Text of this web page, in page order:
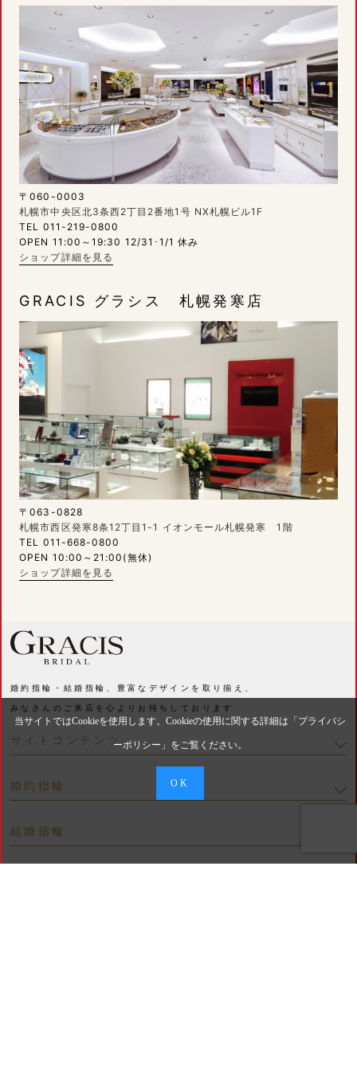
〒060-0003
札幌市中央区北3条西2丁目2番地1号 NX札幌ビル1F
TEL 011-219-0800
OPEN 11:00～19:30 12/31･1/1 休み
ショップ詳細を見る
GRACIS グラシス 札幌発寒店
〒063-0828
札幌市西区発寒8条12丁目1-1 イオンモール札幌発寒 1階
TEL 011-668-0800
OPEN 10:00～21:00(無休)
ショップ詳細を見る
婚約指輪・結婚指輪、豊富なデザインを取り揃え、
みなさんのご来店を心よりお待ちしております
サイトコンテンツ
婚約指輪
結婚指輪
当サイトではCookieを使用します。Cookieの使用に関する詳細は「 プライバシ
ーポリシー 」をご覧ください。
OK